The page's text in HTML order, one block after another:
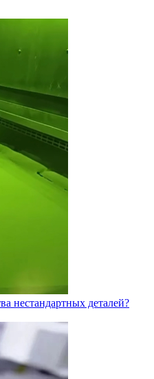
нестандартных деталей?